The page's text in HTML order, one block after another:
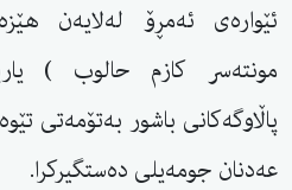
ئێوارەی ئەمڕۆ لەلایەن
مونتەسر كازم حالوب )
پاڵاوگەكانی باشور بەتۆمەتی
عەدنان جومەیلی دەستگیركرا.